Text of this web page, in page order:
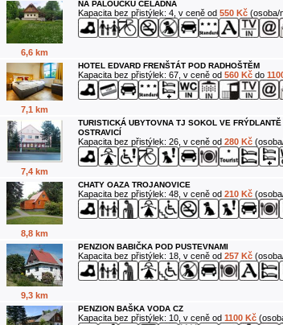
6,6 km
NA PALOUČKU ČELADNÁ
Kapacita bez přistýlek: 4, v ceně od 550 Kč(osoba/
7,1 km
HOTEL EDVARD FRENŠTÁT POD RADHOŠTĚM
Kapacita bez přistýlek: 67, v ceně od 560 Kčdo
7,4 km
TURISTICKÁ UBYTOVNA TJ SOKOL VE FRÝDLANTĚ
OSTRAVICÍ
Kapacita bez přistýlek: 26, v ceně od 280 Kč
8,8 km
CHATY OAZA TROJANOVICE
Kapacita bez přistýlek: 48, v ceně od 210 Kč
9,3 km
PENZION BABIČKA POD PUSTEVNAMI
Kapacita bez přistýlek: 18, v ceně od 257 Kč
PENZION BAŠKA VODA CZ
Kapacita bez přistýlek: 10, v ceně od 1100 Kč